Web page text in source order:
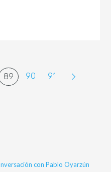
89 90 91
con Pablo Oyarzún